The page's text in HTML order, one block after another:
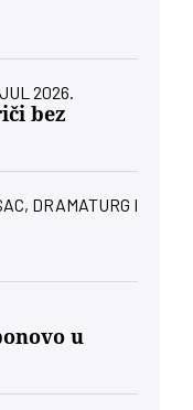
2026.
bez
DRAMATURG I
u